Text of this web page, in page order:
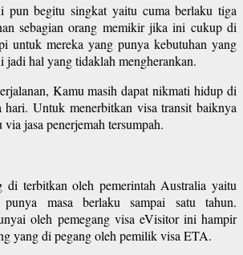
pun begitu singkat yaitu cuma berlaku tiga
sebagian orang memikir jika ini cukup di
untuk mereka yang punya kebutuhan yang
hal yang tidaklah mengherankan.
Kamu masih dapat nikmati hidup di
Untuk menerbitkan visa transit baiknya
jasa penerjemah tersumpah.
di terbitkan oleh pemerintah Australia yaitu
masa berlaku sampai satu tahun.
oleh pemegang visa eVisitor ini hampir
yang di pegang oleh pemilik visa ETA.